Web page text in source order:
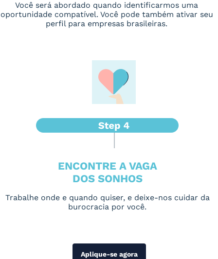
Você será abordado quando identificarmos uma
oportunidade compatível. Você pode também ativar seu
perfil para empresas brasileiras.
ENCONTRE A VAGA
DOS SONHOS
Trabalhe onde e quando quiser, e deixe-nos cuidar da
burocracia por você.
Aplique-se agora